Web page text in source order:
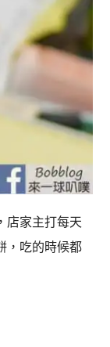
店家主打每天
，吃的時候都